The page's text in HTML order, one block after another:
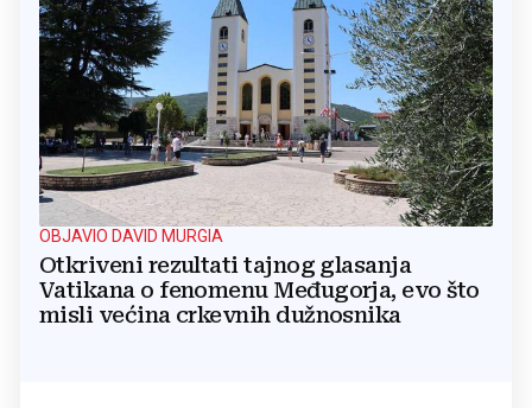
OBJAVIO DAVID MURGIA
Otkriveni rezultati tajnog glasanja
Vatikana o fenomenu Međugorja, evo što
misli većina crkevnih dužnosnika